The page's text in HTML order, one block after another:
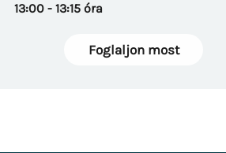
13:00 - 13:15 óra
Foglaljon most